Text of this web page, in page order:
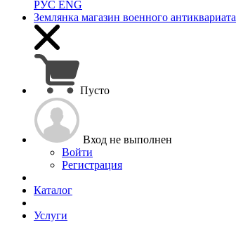
РУС ENG
Землянка магазин военного антиквариата
Пусто
Вход не выполнен
Войти
Регистрация
Каталог
Услуги